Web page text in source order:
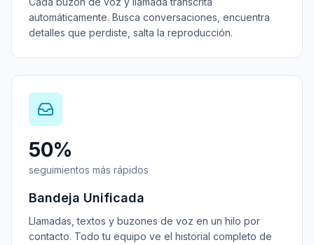
automáticamente. Busca conversaciones, encuentra
detalles que perdiste, salta la reproducción.
50%
seguimientos más rápidos
Bandeja Unificada
Llamadas, textos y buzones de voz en un hilo por
contacto. Todo tu equipo ve el historial completo de